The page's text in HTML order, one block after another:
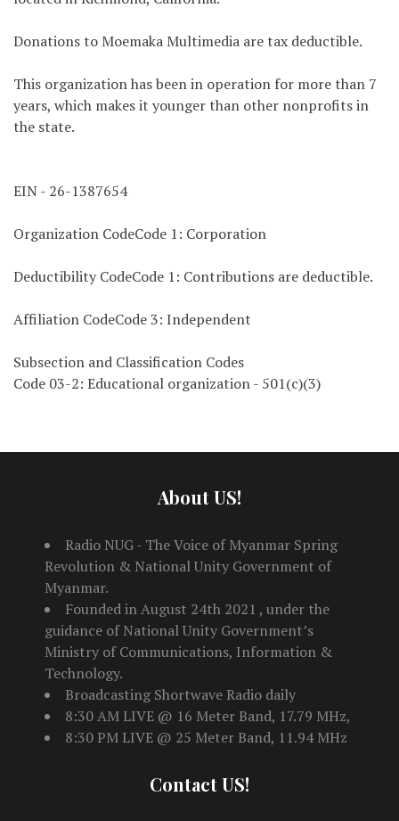
Donations to Moemaka Multimedia are tax deductible.
This organization has been in operation for more than 7
years, which makes it younger than other nonprofits in
the state.
EIN - 26-1387654
Organization CodeCode 1: Corporation
Deductibility CodeCode 1: Contributions are deductible.
Affiliation CodeCode 3: Independent
Subsection and Classification Codes
Code 03-2: Educational organization - 501(c)(3)
About US!
Radio NUG - The Voice of Myanmar Spring
Revolution & National Unity Government of
Myanmar.
Founded in August 24th 2021 , under the
guidance of National Unity Government’s
Ministry of Communications, Information &
Technology.
Broadcasting Shortwave Radio daily
8:30 AM LIVE @ 16 Meter Band, 17.79 MHz,
8:30 PM LIVE @ 25 Meter Band, 11.94 MHz
Contact US!